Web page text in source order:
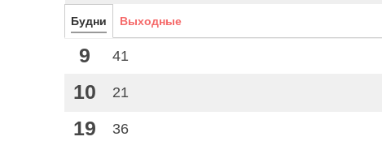
Будни Выходные
9 41
10 21
19 36